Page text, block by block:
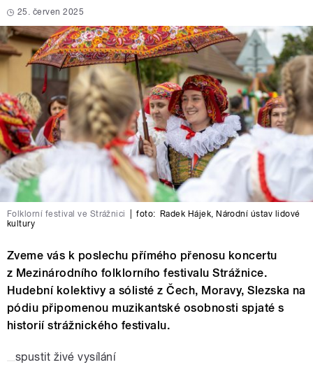
25. červen 2025
Folklorní festival ve Strážnici foto: Radek Hájek, Národní ústav lidové
kultury
Zveme vás k poslechu přímého přenosu koncertu
z Mezinárodního folklorního festivalu Strážnice.
Hudební kolektivy a sólisté z Čech, Moravy, Slezska na
pódiu připomenou muzikantské osobnosti spjaté s
historií strážnického festivalu.
spustit živé vysílání